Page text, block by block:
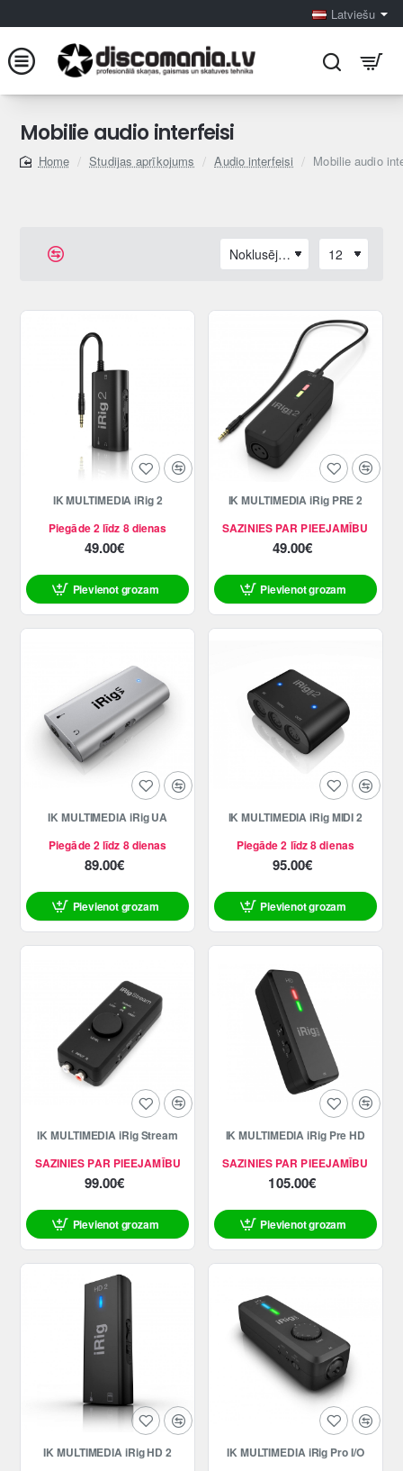
Latviešu
Mobilie audio interfeisi
home
Studijas aprīkojums Audio interfeisi Mobilie audio
Piegāde 2 līdz 8 dienas
IK MULTIMEDIA iRig 2
49.00€
Pievienot grozam
SAZINIES PAR PIEEJAMĪBU
IK MULTIMEDIA iRig PRE 2
49.00€
Pievienot grozam
Piegāde 2 līdz 8 dienas
IK MULTIMEDIA iRig UA
89.00€
Pievienot grozam
Piegāde 2 līdz 8 dienas
IK MULTIMEDIA iRig MIDI 2
95.00€
Pievienot grozam
SAZINIES PAR PIEEJAMĪBU
IK MULTIMEDIA iRig Stream
99.00€
Pievienot grozam
SAZINIES PAR PIEEJAMĪBU
IK MULTIMEDIA iRig Pre HD
105.00€
Pievienot grozam
IK MULTIMEDIA iRig HD 2 IK MULTIMEDIA iRig Pro I/O